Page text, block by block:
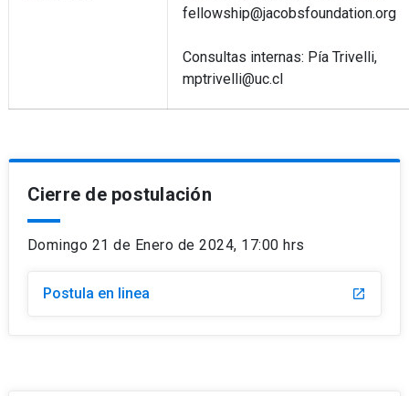
fellowship@jacobsfoundation.org
Consultas internas: Pía Trivelli,
mptrivelli@uc.cl
Cierre de postulación
Domingo 21 de Enero de 2024, 17:00 hrs
Postula en linea launch